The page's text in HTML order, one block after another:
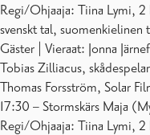
Regi/Ohjaaja: Tiina Lymi,
svenskt tal, suomenkielinen
Gäster | Vieraat: Jonna
Tobias Zilliacus,
Thomas Forsström, Solar
17:30 – Stormskärs Maja
Regi/Ohjaaja: Tiina Lymi,